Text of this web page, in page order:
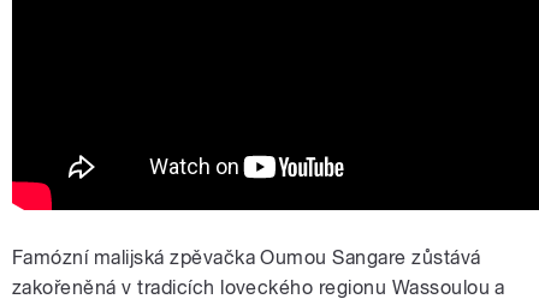
Famózní malijská zpěvačka Oumou Sangare zůstává
zakořeněná v tradicích loveckého regionu Wassoulou a